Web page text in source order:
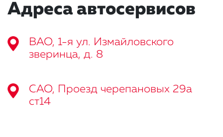
Адреса автосервисов
ВАО, 1-я ул. Измайловского
зверинца, д. 8
САО, Проезд черепановых 29а
ст14